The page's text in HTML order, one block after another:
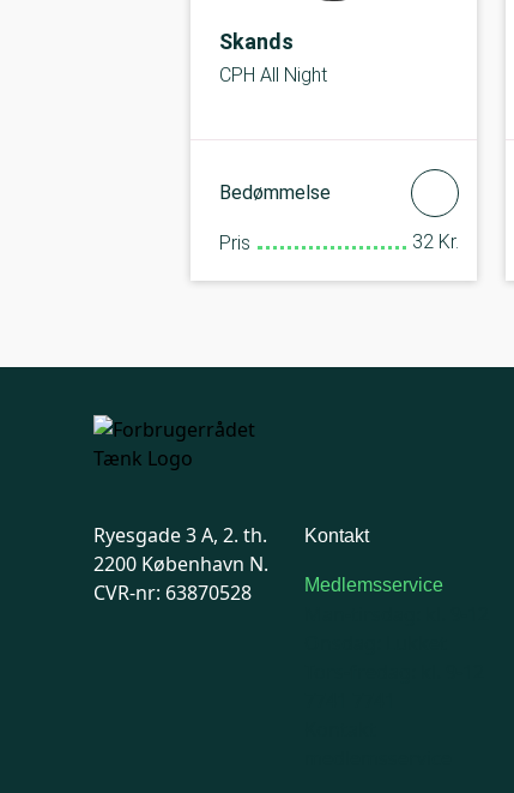
Skands
CPH All Night
Bedømmelse
Pris 32 Kr.
Ryesgade 3 A, 2. th.
2200 København N.
CVR-nr: 63870528
Kontakt
Medlemsservice